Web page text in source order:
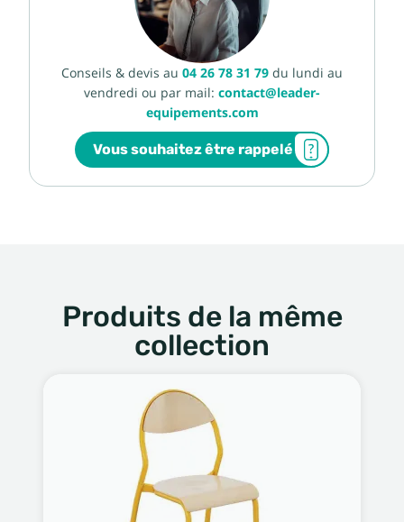
Conseils & devis au 04 26 78 31 79 du lundi au
vendredi ou par mail: contact@leader-
equipements.com
Vous souhaitez être rappelé
Produits de la même
collection